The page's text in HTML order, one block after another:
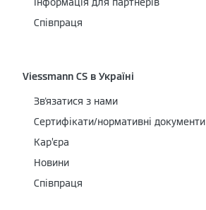
Співпраця
Viessmann CS в Україні
Зв'язатися з нами
Сертифікати/нормативні документи
Кар’єра
Новини
Співпраця